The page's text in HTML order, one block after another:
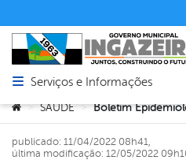
Abrir menu principal de
Serviços e Informações
Você está aqui:
> SAÚDE > Boletim
publicado: 11/04/2022 08h41,
última modificação: 12/05/2022